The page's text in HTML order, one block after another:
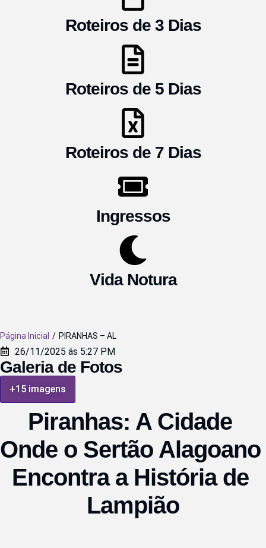
Roteiros de 3 Dias
Roteiros de 5 Dias
Roteiros de 7 Dias
Ingressos
Vida Notura
Página Inicial / PIRANHAS – AL
26/11/2025 ás 5:27 PM
Galeria de Fotos
+15 imagens
Piranhas: A Cidade
Onde o Sertão Alagoano
Encontra a História de
Lampião